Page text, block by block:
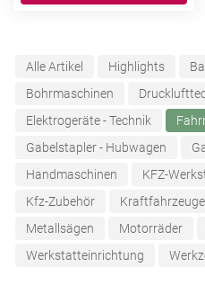
Alle Artikel Highlights
Bohrmaschinen
Elektrogeräte - Technik
Gabelstapler - Hubwagen
Handmaschinen
KFZ-
Kfz-Zubehör
Kraftfahrzeuge
Metallsägen
Motorräder
Werkstatteinrichtung